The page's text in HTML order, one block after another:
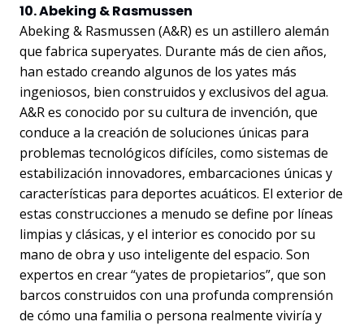
10. Abeking & Rasmussen
Abeking & Rasmussen (A&R) es un astillero alemán
que fabrica superyates. Durante más de cien años,
han estado creando algunos de los yates más
ingeniosos, bien construidos y exclusivos del agua.
A&R es conocido por su cultura de invención, que
conduce a la creación de soluciones únicas para
problemas tecnológicos difíciles, como sistemas de
estabilización innovadores, embarcaciones únicas y
características para deportes acuáticos. El exterior de
estas construcciones a menudo se define por líneas
limpias y clásicas, y el interior es conocido por su
mano de obra y uso inteligente del espacio. Son
expertos en crear “yates de propietarios”, que son
barcos construidos con una profunda comprensión
de cómo una familia o persona realmente viviría y